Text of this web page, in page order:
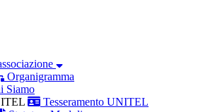
Organigramma
Siamo
Tesseramento UNITEL